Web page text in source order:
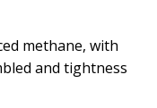
methane, with
and tightness